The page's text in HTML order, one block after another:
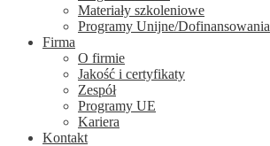
Materiały szkoleniowe
Programy Unijne/Dofinansowania
Firma
O firmie
Jakość i certyfikaty
Zespół
Programy UE
Kariera
Kontakt